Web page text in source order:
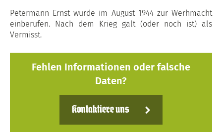
Petermann Ernst wurde im August 1944 zur Werhmacht
einberufen. Nach dem Krieg galt (oder noch ist) als
Vermisst.
Fehlen Informationen oder falsche
Daten?
Kontaktiere uns